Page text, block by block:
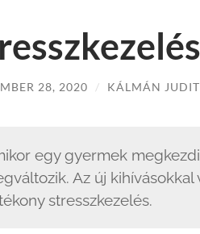
28, 2020 / KÁLMÁN JUDIT
egy gyermek
Az új
stresszkezelés.